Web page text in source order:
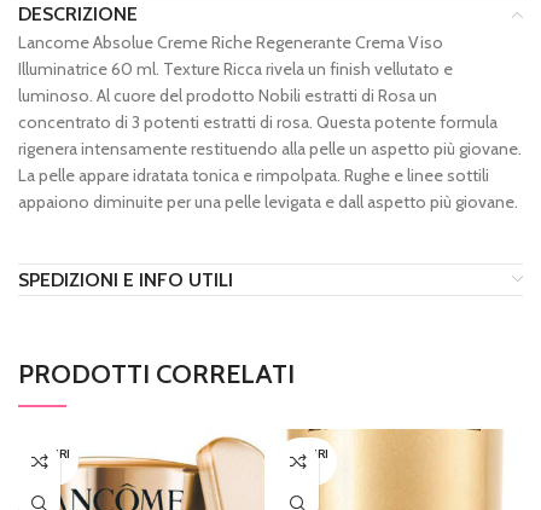
DESCRIZIONE
Lancome Absolue Creme Riche Regenerante Crema Viso
Illuminatrice 60 ml. Texture Ricca rivela un finish vellutato e
luminoso. Al cuore del prodotto Nobili estratti di Rosa un
concentrato di 3 potenti estratti di rosa. Questa potente formula
rigenera intensamente restituendo alla pelle un aspetto più giovane.
La pelle appare idratata tonica e rimpolpata. Rughe e linee sottili
appaiono diminuite per una pelle levigata e dall aspetto più giovane.
SPEDIZIONI E INFO UTILI
PRODOTTI CORRELATI
ESAURI
TO
ESAURI
TO